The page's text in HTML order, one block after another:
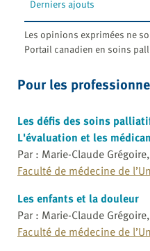
Derniers ajouts
Les opinions exprimées ne
Portail canadien en soins
Pour les
Les défis des soins
L'évaluation et les
Par : Marie-Claude
Faculté de médecine de
Les enfants et la douleur
Par : Marie-Claude
Faculté de médecine de